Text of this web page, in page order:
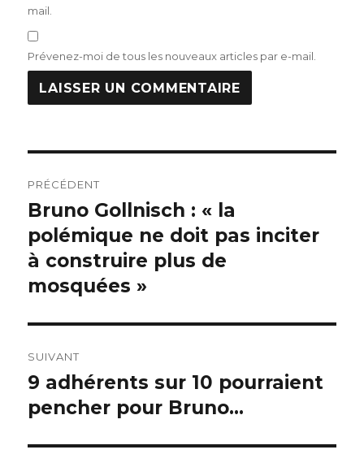
mail.
Prévenez-moi de tous les nouveaux articles par e-mail.
de
l’article
PRÉCÉDENT
Publication
précédente :
Bruno Gollnisch : « la
polémique ne doit pas inciter
à construire plus de
mosquées »
SUIVANT
Publication
suivante :
9 adhérents sur 10 pourraient
pencher pour Bruno…